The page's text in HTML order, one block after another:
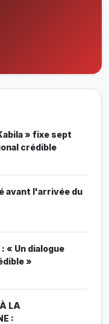
» fixe sept
crédible
avant l'arrivée du
« Un dialogue
»
LA
: